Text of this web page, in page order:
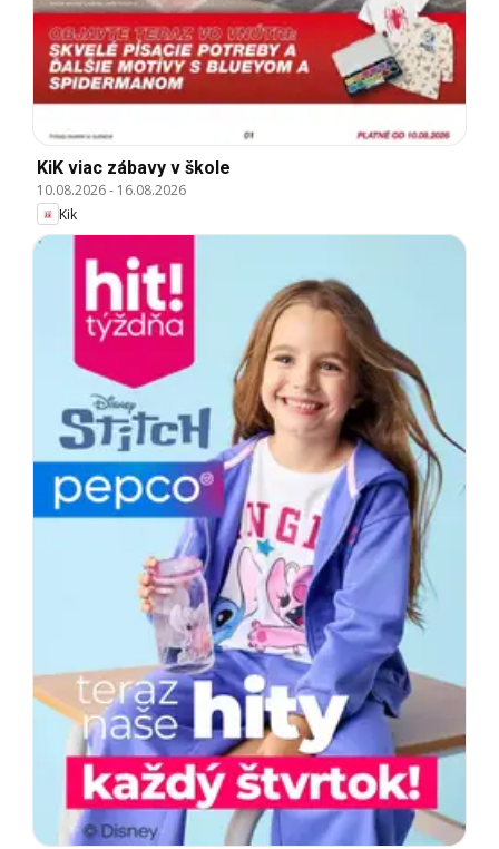
KiK viac zábavy v škole
10.08.2026- 16.08.2026
Kik